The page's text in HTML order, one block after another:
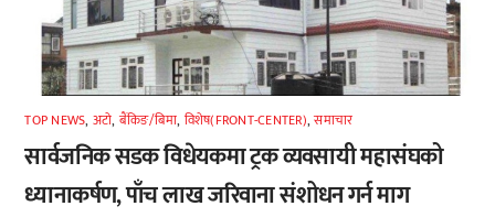
TOP NEWS, अटाे, बैंकिङ/बिमा, विशेष(FRONT-CENTER),समाचार
सार्वजनिक सडक विधेयकमा ट्रक व्यवसायी महासंघको
ध्यानाकर्षण, पाँच लाख जरिवाना संशोधन गर्न माग